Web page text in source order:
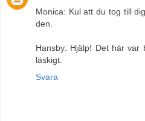
Monica: Kul att du tog till
den.
Hansby: Hjälp! Det här var
läskigt.
Svara